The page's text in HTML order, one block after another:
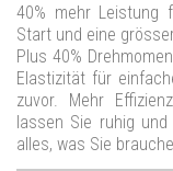
40% mehr Leistung
Start und eine
Plus 40%
Elastizität für
zuvor. Mehr
lassen Sie ruhig
alles, was Sie